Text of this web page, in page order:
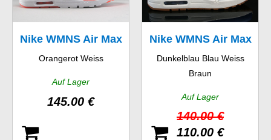
Nike WMNS Air Max
1 Ultra Moire
Orangerot Weiss
Auf Lager
145.00 €
Nike WMNS Air Max
1 Vintage
Dunkelblau Blau Weiss
Braun
Auf Lager
140.00 €
110.00 €